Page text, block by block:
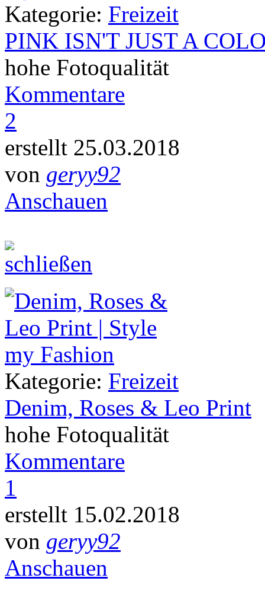
Kategorie: Freizeit
PINK ISN'T JUST A
hohe Fotoqualität
Kommentare
2
erstellt 25.03.2018
von geryy92
Anschauen
Kategorie: Freizeit
Denim, Roses & Leo Print
hohe Fotoqualität
Kommentare
1
erstellt 15.02.2018
von geryy92
Anschauen